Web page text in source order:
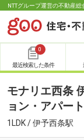
NTTグループ運営の不動産
0
最近検索した条件
モナリエ西条
ョン・アパー
1LDK / 伊予西条駅